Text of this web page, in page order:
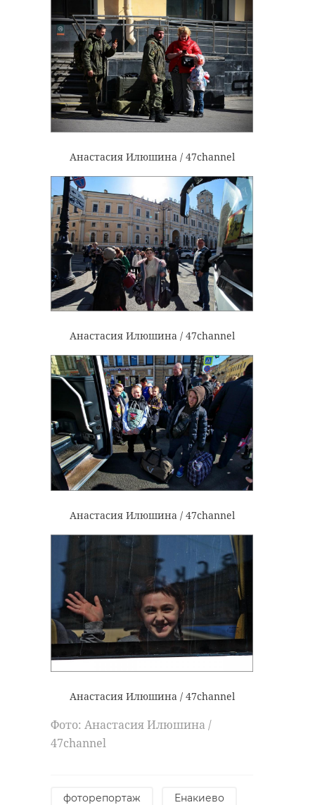
Анастасия Илюшина / 47channel
Анастасия Илюшина / 47channel
Анастасия Илюшина / 47channel
Анастасия Илюшина / 47channel
Фото: Анастасия Илюшина /
47channel
фоторепортаж Енакиево